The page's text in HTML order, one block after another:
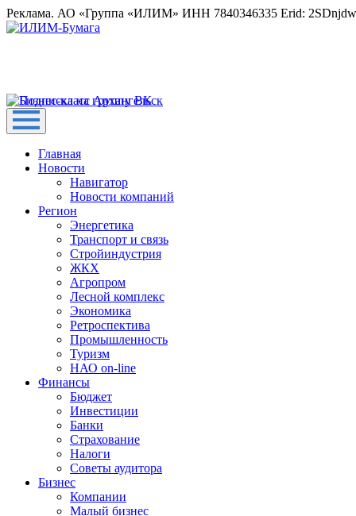
Реклама. АО «Группа «ИЛИМ» ИНН 7840346335 Erid:
Главная
Новости
Навигатор
Новости компаний
Регион
Энергетика
Транспорт и связь
Стройиндустрия
ЖКХ
Агропром
Лесной комплекс
Экономика
Ретроспектива
Промышленность
Туризм
НАО on-line
Финансы
Бюджет
Инвестиции
Банки
Страхование
Налоги
Советы аудитора
Бизнес
Компании
Малый бизнес